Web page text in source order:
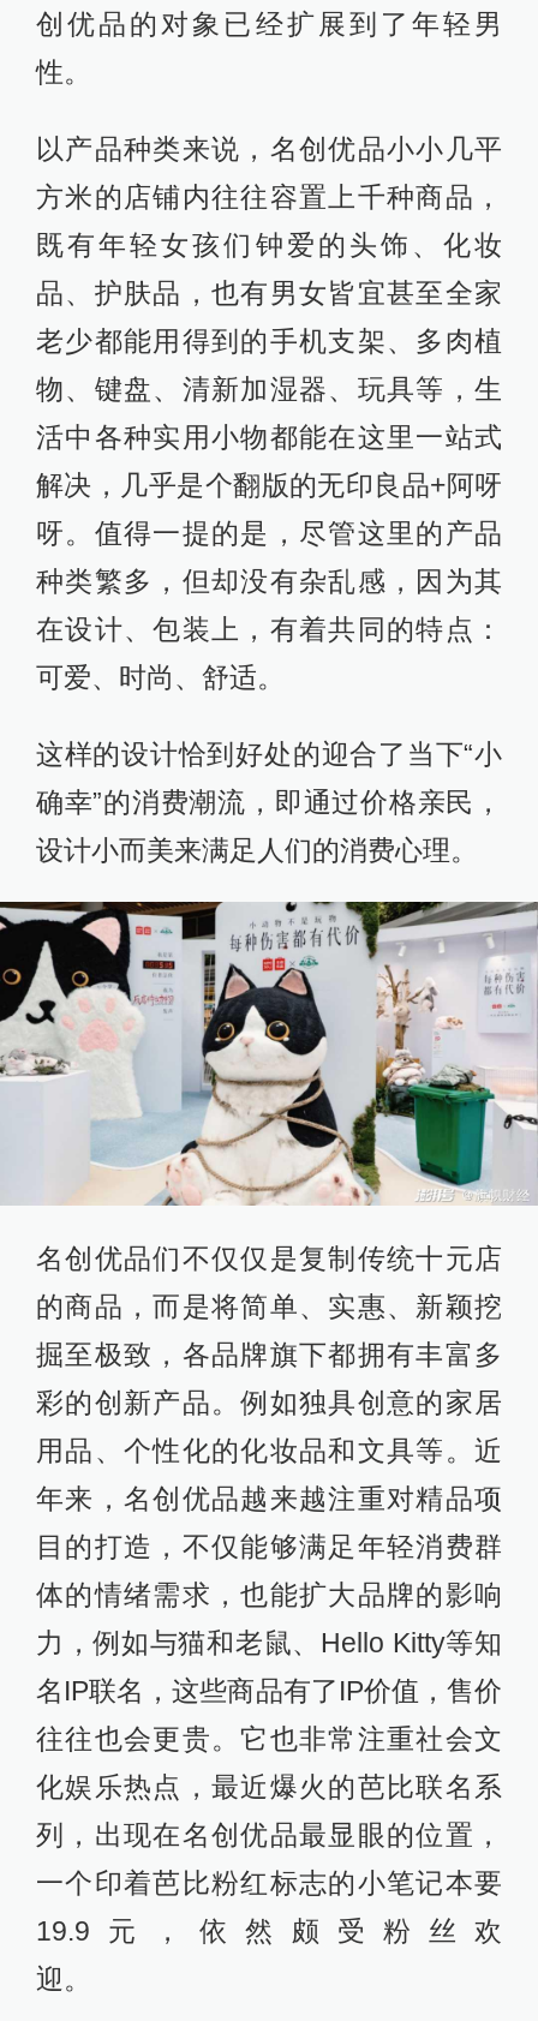
创优品的对象已经扩展到了年轻男
性。
以产品种类来说，名创优品小小几平
方米的店铺内往往容置上千种商品，
既有年轻女孩们钟爱的头饰、化妆
品、护肤品，也有男女皆宜甚至全家
老少都能用得到的手机支架、多肉植
物、键盘、清新加湿器、玩具等，生
活中各种实用小物都能在这里一站式
解决，几乎是个翻版的无印良品+阿呀
呀。值得一提的是，尽管这里的产品
种类繁多，但却没有杂乱感，因为其
在设计、包装上，有着共同的特点：
可爱、时尚、舒适。
这样的设计恰到好处的迎合了当下“小
确幸”的消费潮流，即通过价格亲民，
设计小而美来满足人们的消费心理。
名创优品们不仅仅是复制传统十元店
的商品，而是将简单、实惠、新颖挖
掘至极致，各品牌旗下都拥有丰富多
彩的创新产品。例如独具创意的家居
用品、个性化的化妆品和文具等。近
年来，名创优品越来越注重对精品项
目的打造，不仅能够满足年轻消费群
体的情绪需求，也能扩大品牌的影响
力，例如与猫和老鼠、Hello Kitty等知
名IP联名，这些商品有了IP价值，售价
往往也会更贵。它也非常注重社会文
化娱乐热点，最近爆火的芭比联名系
列，出现在名创优品最显眼的位置，
一个印着芭比粉红标志的小笔记本要
19.9元，依然颇受粉丝欢
迎。